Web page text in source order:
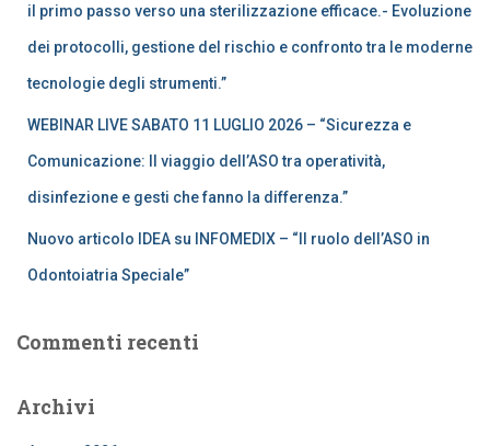
il primo passo verso una sterilizzazione efficace.- Evoluzione
dei protocolli, gestione del rischio e confronto tra le moderne
tecnologie degli strumenti.”
WEBINAR LIVE SABATO 11 LUGLIO 2026 – “Sicurezza e
Comunicazione: Il viaggio dell’ASO tra operatività,
disinfezione e gesti che fanno la differenza.”
Nuovo articolo IDEA su INFOMEDIX – “Il ruolo dell’ASO in
Odontoiatria Speciale”
Commenti recenti
Archivi